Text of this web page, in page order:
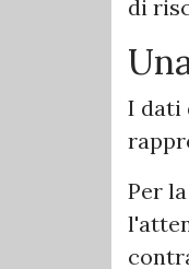
di
I dati
Per